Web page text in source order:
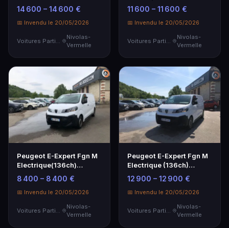
Allure - Genre : VP - …
14 600 – 14 600 €
📅 Invendu le 20/05/2026
Voitures Particulières
Nivolas-
Vermelle
Batterie 49 Kwh - …
11 600 – 11 600 €
📅 Invendu le 20/05/2026
Voitures Particulières
Nivolas-
Vermelle
Peugeot E-Expert Fgn M
Electrique(136ch)
Batterie 49 Kwh - G…
8 400 – 8 400 €
📅 Invendu le 20/05/2026
Nivolas-
Vermelle
Peugeot E-Expert Fgn M
Electrique (136ch)
Batterie 49 Kwh - …
12 900 – 12 900 €
📅 Invendu le 20/05/2026
Nivolas-
Vermelle